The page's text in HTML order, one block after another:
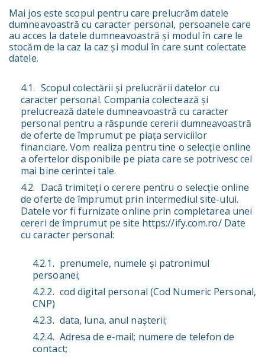
Mai jos este scopul pentru care prelucrăm datele
dumneavoastră cu caracter personal, persoanele care
au acces la datele dumneavoastră și modul în care le
stocăm de la caz la caz și modul în care sunt colectate
datele.
Scopul colectării și prelucrării datelor cu
caracter personal. Compania colectează și
prelucrează datele dumneavoastră cu caracter
personal pentru a răspunde cererii dumneavoastră
de oferte de împrumut pe piața serviciilor
financiare. Vom realiza pentru tine o selecție online
a ofertelor disponibile pe piata care se potrivesc cel
mai bine cerintei tale.
Dacă trimiteți o cerere pentru o selecție online
de oferte de împrumut prin intermediul site-ului.
Datele vor fi furnizate online prin completarea unei
cereri de împrumut pe site https://ify.com.ro/ Date
cu caracter personal:
prenumele, numele și patronimul
persoanei;
cod digital personal (Cod Numeric Personal,
CNP)
data, luna, anul nașterii;
Adresa de e-mail; numere de telefon de
contact;